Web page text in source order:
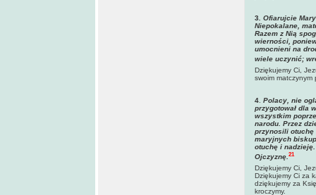
3 . Ofiarujcie
Niepokalane,
Razem z Nią
wierności,
umocnieni na
wiele uczynić;
Dziękujemy Ci,
swoim matczynym
4 Polacy, nie
przygotował dla
wszystkim
narodu. Przez
przynosili otuchę
maryjnych
otuchę i
Ojczyznę.21
Dziękujemy Ci,
Dziękujemy Ci za
dziękujemy za
kroczymy.